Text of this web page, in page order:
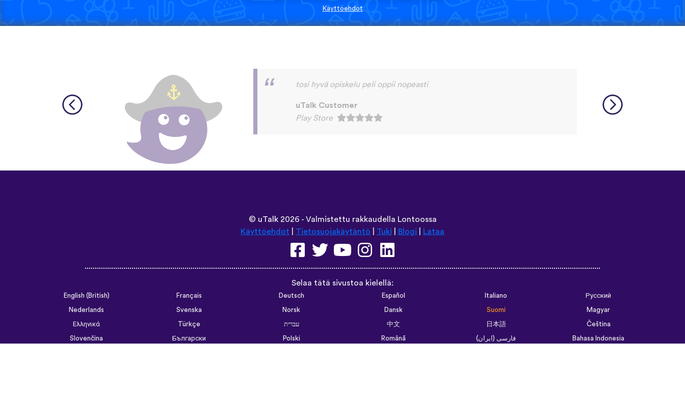
Käyttöehdot
I love this app! I am learning Serbian, which is a relatively rare language
languages are on here. This is a wonderful resource, and I feel like each
language has a lot of care given to it. I love that native speakers are used
and I’m grateful that you don’t have to pay to access all the courses like
some apps. However, I love this app so much that I think I will be doing
that just for the extra features! Thanks
lexogenous
App Store